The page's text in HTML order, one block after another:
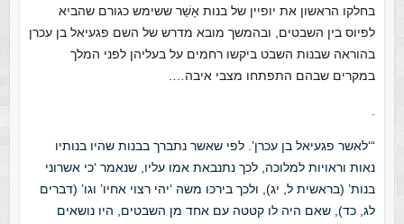
בחלקו הראשון את יופיין של בנות אָשֵׁר ששימש כגורם שהביא
לפיוס בין השבטים, ובהמשך מובא מדרש של השם פגעיאל בן עכרן
בהוראה שבנות השבט ביקשו רחמים על בעליהן לפני המלך
במקרים שבהם התפתחו מצבי איבה….
“‘לאשר פגעיאל בן עכרן’. לפי שאשר נתברך בבנות שהיו בנותיו
נאות וראויות למלוכה, לכך נתנבאת אמו עליו, שנאמר ‘כי אשרוני
בנות’ (בראשית ל, יג), ולכך בירכו משה ‘יהי רצוי אחיו’ וגו’ (דברים
לג, כד), שאם היה לו קטטה עם אחד מן השבטים, היו נושאים